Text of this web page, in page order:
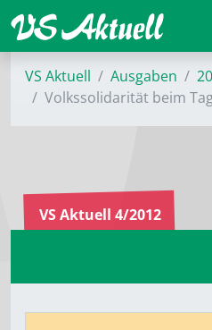
VS Aktuell Ausgaben
Volkssolidarität beim
VS Aktuell 4/2012